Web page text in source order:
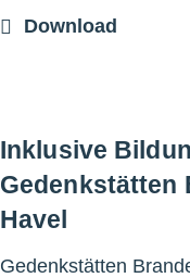
Download
Inklusive
Gedenkstätten
Havel
Gedenkstätten